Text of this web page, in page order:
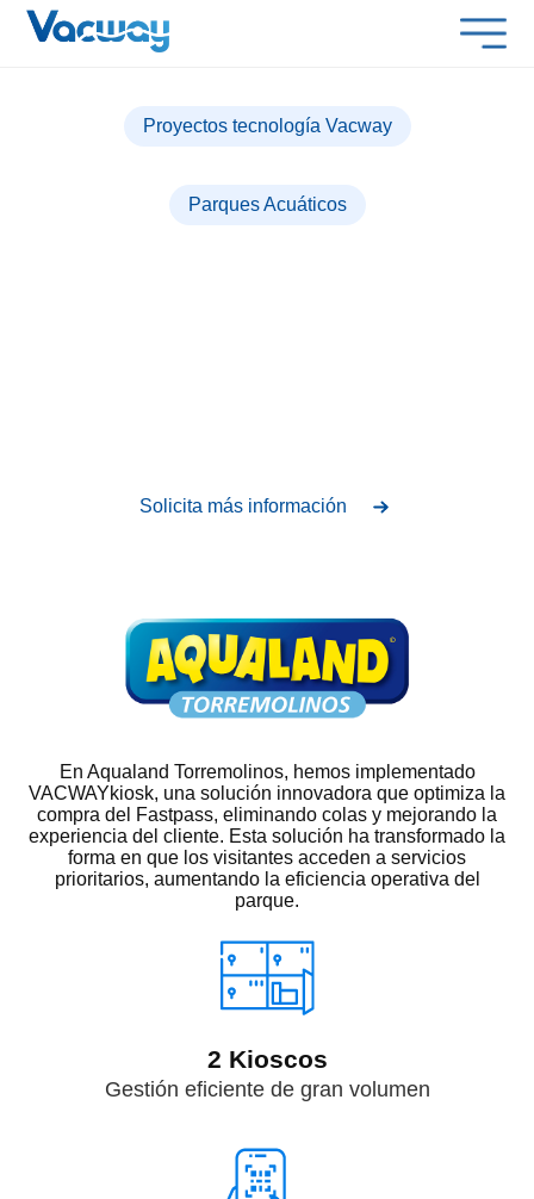
Proyectos tecnología Vacway
Parques Acuáticos
Solicita más información
En Aqualand Torremolinos, hemos implementado
VACWAYkiosk, una solución innovadora que optimiza la
compra del Fastpass, eliminando colas y mejorando la
experiencia del cliente. Esta solución ha transformado la
forma en que los visitantes acceden a servicios
prioritarios, aumentando la eficiencia operativa del
parque.
2 Kioscos
Gestión eficiente de gran volumen